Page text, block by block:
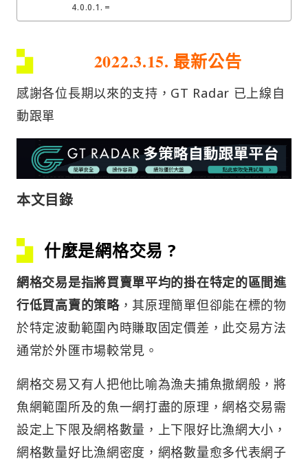
=
2022.3.15. 最新公告
感謝各位長期以來的支持，GT Radar 已上線自
動跟單
本文目錄
什麼是網格交易 ?
網格交易是指將買賣單平均的掛在特定的區間進
行低買高賣的策略，其原理簡單但卻能在標的物
於特定波動範圍內時賺取固定價差，此交易方法
通常於外匯市場較常見。
網格交易又有人把他比喻為漁夫捕魚撒網般，將
魚網範圍所及的魚一網打盡的原理，網格交易需
設定上下限及網格數量，上下限好比漁網大小，
網格數量好比漁網密度，網格數量愈多代表網子